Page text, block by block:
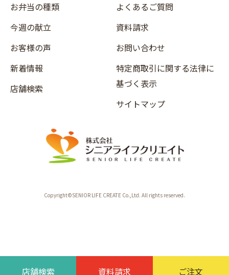
店舗検索 資料請求 ご注文
お弁当の種類
今週の献立
お客様の声
新着情報
店舗検索
よくあるご質問
資料請求
お問い合わせ
特定商取引に関する法律に
基づく表示
サイトマップ
Copyright©SENIOR LIFE CREATE Co.,Ltd. All rights reserved.